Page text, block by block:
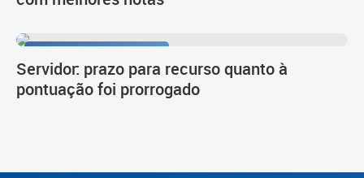
Servidor: prazo para recurso quanto à
pontuação foi prorrogado